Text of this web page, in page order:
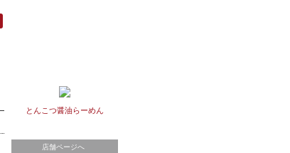
とんこつ醤油らーめん
店舗ページへ